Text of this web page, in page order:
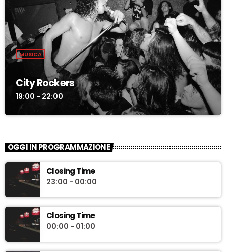
MUSICA
City Rockers
19:00 - 22:00
OGGI IN PROGRAMMAZIONE
Closing Time
23:00 - 00:00
Closing Time
00:00 - 01:00